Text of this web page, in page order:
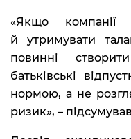
«Якщо компанії
й утримувати
повинні
батьківські
нормою, а не
ризик», –